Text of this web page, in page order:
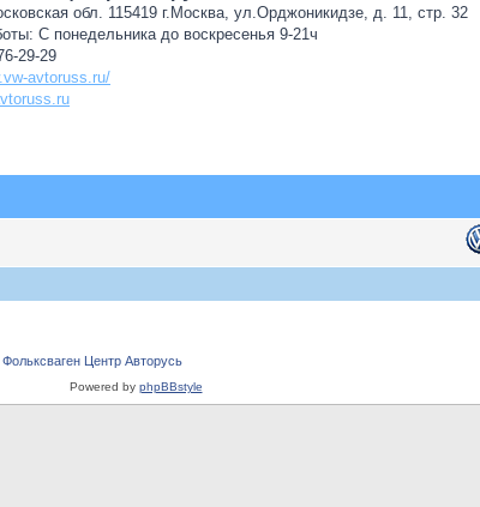
обл. 115419 г.Москва, ул.Орджоникидзе, д. 11, стр. 32
С понедельника до воскресенья 9-21ч
29-29
avtoruss.ru/
Фольксваген Центр Авторусь
Powered by phpBBstyle